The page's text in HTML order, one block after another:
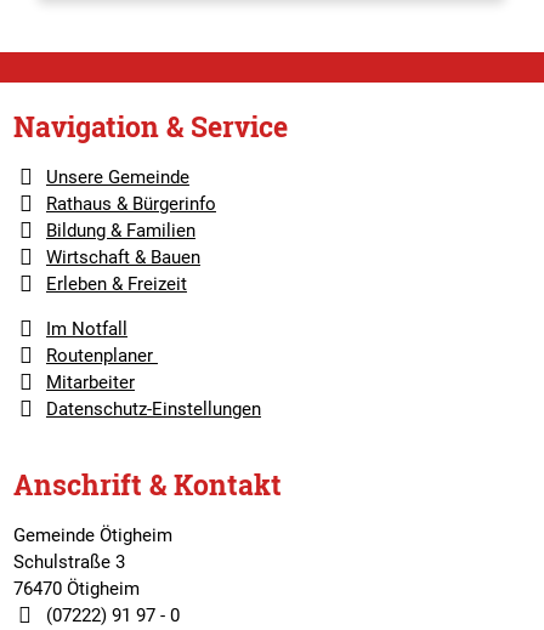
Navigation & Service
Unsere Gemeinde
Rathaus & Bürgerinfo
Bildung & Familien
Wirtschaft & Bauen
Erleben & Freizeit
Im Notfall
Routenplaner
Mitarbeiter
Datenschutz-Einstellungen
Anschrift & Kontakt
Gemeinde Ötigheim
Schulstraße 3
76470 Ötigheim
(07222) 91 97 - 0